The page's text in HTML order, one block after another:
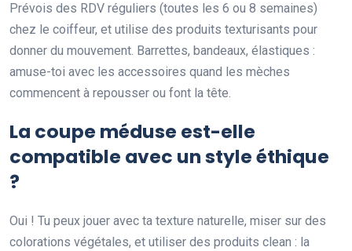
Prévois des RDV réguliers (toutes les 6 ou 8 semaines)
chez le coiffeur, et utilise des produits texturisants pour
donner du mouvement. Barrettes, bandeaux, élastiques :
amuse-toi avec les accessoires quand les mèches
commencent à repousser ou font la tête.
La coupe méduse est-elle
compatible avec un style éthique
?
Oui ! Tu peux jouer avec ta texture naturelle, miser sur des
colorations végétales, et utiliser des produits clean : la